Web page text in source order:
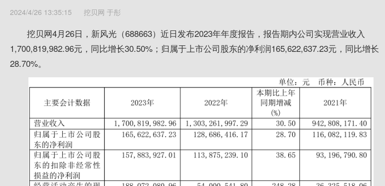
2024/4/26 13:35:15 挖贝网 于彤
挖贝网4月26日，新风光（688663）近日发布2023年年度报告，报告期内公司实现营业收入
1,700,819,982.96元，同比增长30.50%；归属于上市公司股东的净利润165,622,637.23元，同比增长
28.70%。